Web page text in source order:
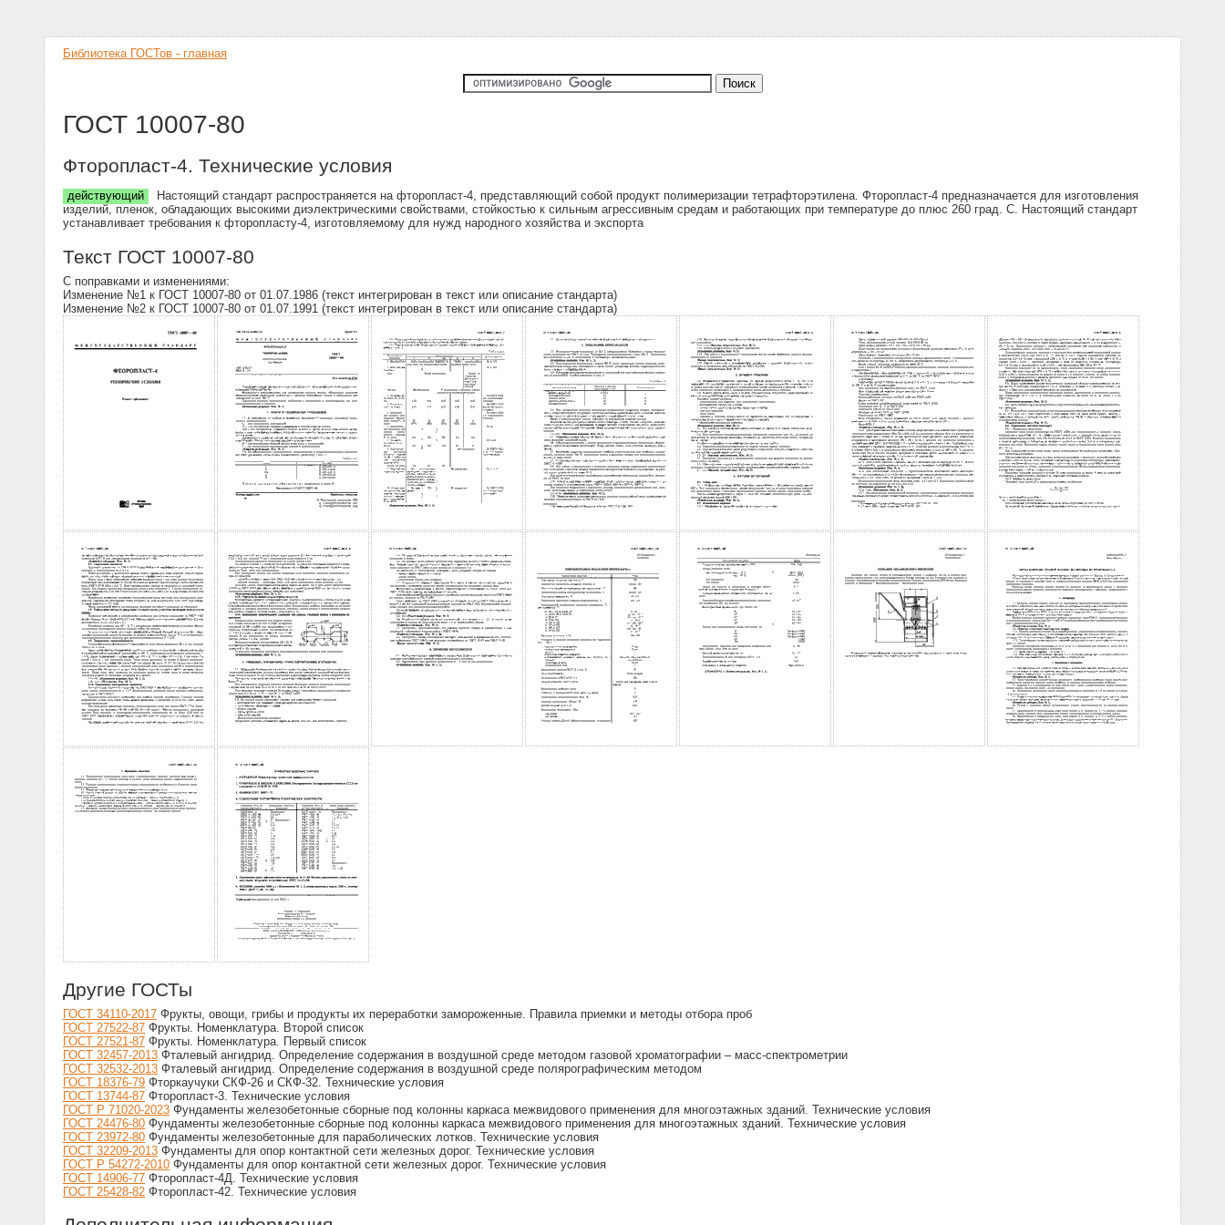
Библиотека ГОСТов - главная
ГОСТ 10007-80
Фторопласт-4. Технические условия
действующий
Настоящий стандарт распространяется на фторопласт-4, представляющий собой продукт полимеризации тетрафторэтилена. Фторопласт-4 предназначается для изготовления
изделий, пленок, обладающих высокими диэлектрическими свойствами, стойкостью к сильным агрессивным средам и работающих при температуре до плюс 260 град. С. Настоящий стандарт
устанавливает требования к фторопласту-4, изготовляемому для нужд народного хозяйства и экспорта
Текст ГОСТ 10007-80
С поправками и изменениями:
Изменение №1 к ГОСТ 10007-80 от 01.07.1986 (текст интегрирован в текст или описание стандарта)
Изменение №2 к ГОСТ 10007-80 от 01.07.1991 (текст интегрирован в текст или описание стандарта)
Другие ГОСТы
ГОСТ 34110-2017 Фрукты, овощи, грибы и продукты их переработки замороженные. Правила приемки и методы отбора проб
ГОСТ 27522-87 Фрукты. Номенклатура. Второй список
ГОСТ 27521-87 Фрукты. Номенклатура. Первый список
ГОСТ 32457-2013 Фталевый ангидрид. Определение содержания в воздушной среде методом газовой хроматографии – масс-спектрометрии
ГОСТ 32532-2013 Фталевый ангидрид. Определение содержания в воздушной среде полярографическим методом
ГОСТ 18376-79 Фторкаучуки СКФ-26 и СКФ-32. Технические условия
ГОСТ 13744-87 Фторопласт-3. Технические условия
ГОСТ Р 71020-2023 Фундаменты железобетонные сборные под колонны каркаса межвидового применения для многоэтажных зданий. Технические условия
ГОСТ 24476-80 Фундаменты железобетонные сборные под колонны каркаса межвидового применения для многоэтажных зданий. Технические условия
ГОСТ 23972-80 Фундаменты железобетонные для параболических лотков. Технические условия
ГОСТ 32209-2013 Фундаменты для опор контактной сети железных дорог. Технические условия
ГОСТ Р 54272-2010 Фундаменты для опор контактной сети железных дорог. Технические условия
ГОСТ 14906-77 Фторопласт-4Д. Технические условия
ГОСТ 25428-82 Фторопласт-42. Технические условия